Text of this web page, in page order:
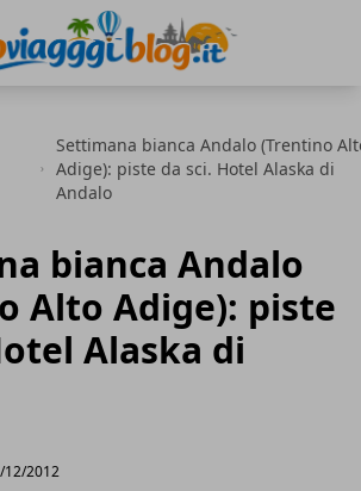
Settimana bianca Andalo (Trentino
Adige): piste da sci. Hotel Alaska di
Andalo
bianca Andalo
Alto Adige): piste
Alaska di
12/2012